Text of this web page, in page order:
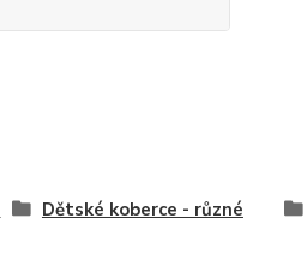
Dětské koberce - různé